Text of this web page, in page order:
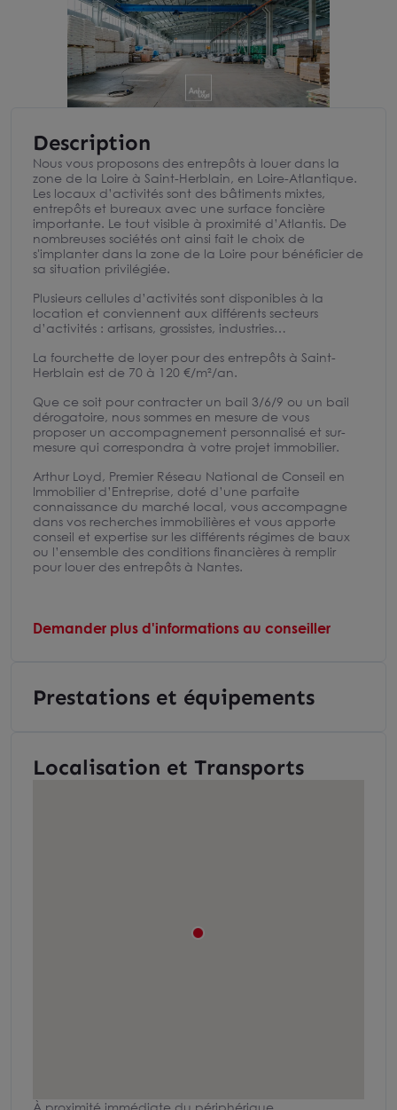
Description
Nous vous proposons des entrepôts à louer dans la
zone de la Loire à Saint-Herblain, en Loire-Atlantique.
Les locaux d’activités sont des bâtiments mixtes,
entrepôts et bureaux avec une surface foncière
importante. Le tout visible à proximité d’Atlantis. De
nombreuses sociétés ont ainsi fait le choix de
s'implanter dans la zone de la Loire pour bénéficier de
sa situation privilégiée.
Plusieurs cellules d’activités sont disponibles à la
location et conviennent aux différents secteurs
d’activités : artisans, grossistes, industries…
La fourchette de loyer pour des entrepôts à Saint-
Herblain est de 70 à 120 €/m²/an.
Que ce soit pour contracter un bail 3/6/9 ou un bail
dérogatoire, nous sommes en mesure de vous
proposer un accompagnement personnalisé et sur-
mesure qui correspondra à votre projet immobilier.
Arthur Loyd, Premier Réseau National de Conseil en
Immobilier d’Entreprise, doté d’une parfaite
connaissance du marché local, vous accompagne
dans vos recherches immobilières et vous apporte
conseil et expertise sur les différents régimes de baux
ou l’ensemble des conditions financières à remplir
pour louer des entrepôts à Nantes.
Demander plus d'informations au conseiller
Prestations et équipements
Localisation et Transports
À proximité immédiate du périphérique